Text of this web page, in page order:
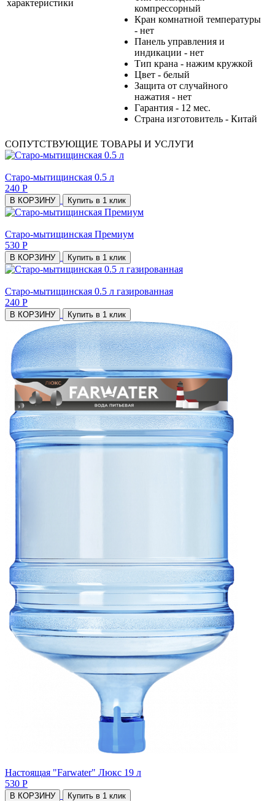
характеристики
компрессорный
Кран комнатной температуры
- нет
Панель управления и
индикации - нет
Тип крана - нажим кружкой
Цвет - белый
Защита от случайного
нажатия - нет
Гарантия - 12 мес.
Страна изготовитель - Китай
СОПУТСТВУЮЩИЕ ТОВАРЫ И УСЛУГИ
Старо-мытищинская 0.5 л
240 Р
В КОРЗИНУ Купить в 1 клик
Старо-мытищинская Премиум
530 Р
В КОРЗИНУ Купить в 1 клик
Старо-мытищинская 0.5 л газированная
240 Р
В КОРЗИНУ Купить в 1 клик
Настоящая "Farwater" Люкс 19 л
530 Р
В КОРЗИНУ Купить в 1 клик